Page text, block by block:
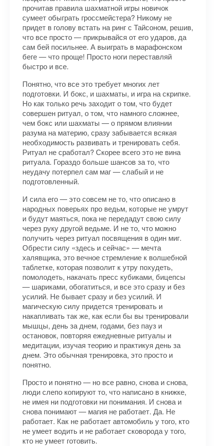
прочитав правила шахматной игры новичок
сумеет обыграть гроссмейстера? Никому не
придет в голову встать на ринг с Тайсоном, решив,
что все просто — прикрывайся от его ударов, да
сам бей посильнее. А выиграть в марафонском
беге — что проще! Просто ноги переставляй
быстро и все.
Понятно, что все это требует многих лет
подготовки. И бокс, и шахматы, и игра на скрипке.
Но как только речь заходит о том, что будет
совершен ритуал, о том, что намного сложнее,
чем бокс или шахматы — о прямом влиянии
разума на материю, сразу забывается всякая
необходимость развивать и тренировать себя.
Ритуал не сработал? Скорее всего это не вина
ритуала. Гораздо больше шансов за то, что
неудачу потерпел сам маг — слабый и не
подготовленный.
И сила его — это совсем не то, что описано в
народных поверьях про ведьм, которые не умрут
и будут маяться, пока не передадут свою силу
через руку другой ведьме. И не то, что можно
получить через ритуал посвящения в один миг.
Обрести силу «здесь и сейчас» — мечта
халявщика, это вечное стремление к волшебной
таблетке, которая позволит к утру похудеть,
помолодеть, накачать пресс кубиками, бицепсы
— шариками, обогатиться, и все это сразу и без
усилий. Не бывает сразу и без усилий. И
магическую силу придется тренировать и
накапливать так же, как если бы вы тренировали
мышцы, день за днем, годами, без пауз и
остановок, повторяя ежедневные ритуалы и
медитации, изучая теорию и практикуя день за
днем. Это обычная тренировка, это просто и
понятно.
Просто и понятно — но все равно, снова и снова,
люди слепо копируют то, что написано в книжке,
не имея ни подготовки ни понимания. И снова и
снова понимают — магия не работает. Да. Не
работает. Как не работает автомобиль у того, кто
не умеет водить и не работает сковорода у того,
кто не умеет готовить.